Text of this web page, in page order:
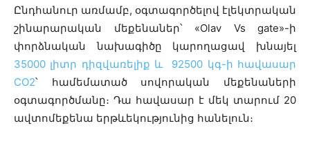
Ընդհանուր առմամբ, օգտագործելով էլեկտրական
շինարարական մեքենաներ՝ «Olav Vs gate»-ի
փորձնական նախագիծը կարողացավ խնայել
35000 լիտր դիզվառելիք և 92500 կգ-ի հավասար
CO2՝ համեմատած սովորական մեքենաների
օգտագործմանը։ Դա հավասար է մեկ տարում 20
ավտոմեքենա երթևեկությունից հանելուն։